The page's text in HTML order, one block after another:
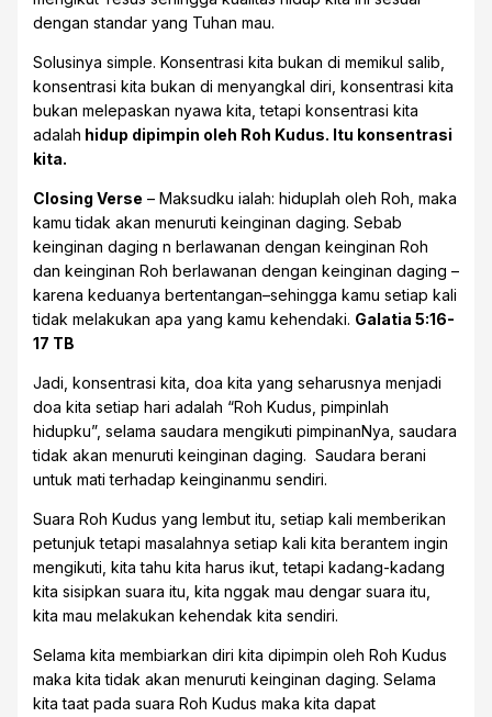
dengan standar yang Tuhan mau.
Solusinya simple. Konsentrasi kita bukan di memikul salib,
konsentrasi kita bukan di menyangkal diri, konsentrasi kita
bukan melepaskan nyawa kita, tetapi konsentrasi kita
adalah hidup dipimpin oleh Roh Kudus. Itu konsentrasi
kita.
Closing Verse – Maksudku ialah: hiduplah oleh Roh, maka
kamu tidak akan menuruti keinginan daging. Sebab
keinginan daging n berlawanan dengan keinginan Roh
dan keinginan Roh berlawanan dengan keinginan daging –
karena keduanya bertentangan–sehingga kamu setiap kali
tidak melakukan apa yang kamu kehendaki. Galatia 5:16-
17 TB
Jadi, konsentrasi kita, doa kita yang seharusnya menjadi
doa kita setiap hari adalah “Roh Kudus, pimpinlah
hidupku”, selama saudara mengikuti pimpinanNya, saudara
tidak akan menuruti keinginan daging. Saudara berani
untuk mati terhadap keinginanmu sendiri.
Suara Roh Kudus yang lembut itu, setiap kali memberikan
petunjuk tetapi masalahnya setiap kali kita berantem ingin
mengikuti, kita tahu kita harus ikut, tetapi kadang-kadang
kita sisipkan suara itu, kita nggak mau dengar suara itu,
kita mau melakukan kehendak kita sendiri.
Selama kita membiarkan diri kita dipimpin oleh Roh Kudus
maka kita tidak akan menuruti keinginan daging. Selama
kita taat pada suara Roh Kudus maka kita dapat